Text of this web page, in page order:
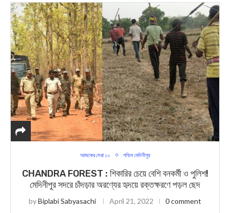
আজকের সেরা ১০ পশ্চিম মেদিনীপুর
CHANDRA FOREST : শিকারির চেয়ে বেশি বনকর্মী ও পুলিশ!
মেদিনীপুর সদরে চাঁদড়ার অরণ্যের হৃদয়ে রক্তক্ষরণে পড়ল ছেদ
byBiplabi Sabyasachi April 21, 2022 0 comment